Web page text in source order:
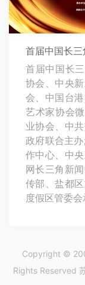
首届中国长
首届中国长
协会、中央
会、中国台
艺术家协会
业协会、中
政府联合主
作中心、中
网长三角新
传部、盐都
度假区管委会
Copyright ©
Rights Reserved